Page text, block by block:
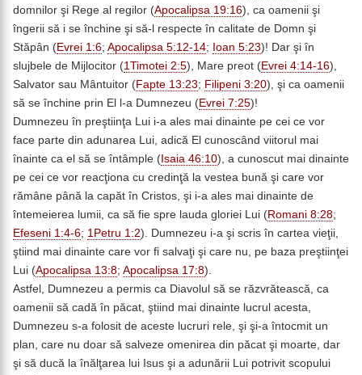
domnilor şi Rege al regilor (Apocalipsa 19:16), ca oamenii şi
îngerii să i se închine şi să-l respecte în calitate de Domn şi
Stăpân (Evrei 1:6; Apocalipsa 5:12-14; Ioan 5:23)! Dar şi în
slujbele de Mijlocitor (1Timotei 2:5), Mare preot (Evrei 4:14-16),
Salvator sau Mântuitor (Fapte 13:23; Filipeni 3:20), şi ca oamenii
să se închine prin El l-a Dumnezeu (Evrei 7:25)!
Dumnezeu în preştiinţa Lui i-a ales mai dinainte pe cei ce vor
face parte din adunarea Lui, adică El cunoscând viitorul mai
înainte ca el să se întâmple ( Isaia 46:10), a cunoscut mai dinainte
pe cei ce vor reacţiona cu credinţă la vestea bună şi care vor
rămâne până la capăt în Cristos, şi i-a ales mai dinainte de
întemeierea lumii, ca să fie spre lauda gloriei Lui (Romani 8:28;
Efeseni 1:4-6; 1Petru 1:2). Dumnezeu i-a şi scris în cartea vieţii,
ştiind mai dinainte care vor fi salvaţi şi care nu, pe baza preştiinţei
Lui (Apocalipsa 13:8; Apocalipsa 17:8).
Astfel, Dumnezeu a permis ca Diavolul să se răzvrătească, ca
oamenii să cadă în păcat, ştiind mai dinainte lucrul acesta,
Dumnezeu s-a folosit de aceste lucruri rele, şi şi-a întocmit un
plan, care nu doar să salveze omenirea din păcat şi moarte, dar
şi să ducă la înălţarea lui Isus şi a adunării Lui potrivit scopului